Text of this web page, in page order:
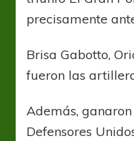
precisamente
Brisa Gabotto,
fueron las
Además,
Defensores